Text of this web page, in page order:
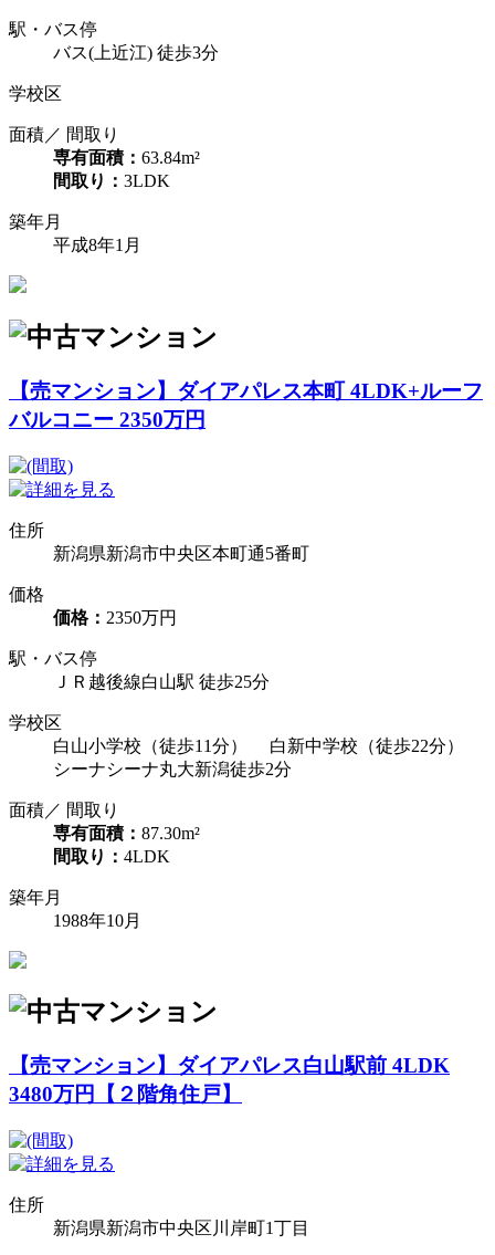
駅・バス停
バス(上近江) 徒歩3分
学校区
面積／ 間取り
専有面積： 63.84m²
間取り： 3LDK
築年月
平成8年1月
【売マンション】ダイアパレス本町 4LDK+ルーフ
バルコニー 2350万円
住所
新潟県新潟市中央区本町通5番町
価格
価格： 2350万円
駅・バス停
ＪＲ越後線白山駅 徒歩25分
学校区
白山小学校（徒歩11分） 白新中学校（徒歩22分）
シーナシーナ丸大新潟徒歩2分
面積／ 間取り
専有面積： 87.30m²
間取り： 4LDK
築年月
1988年10月
【売マンション】ダイアパレス白山駅前 4LDK
3480万円【２階角住戸】
住所
新潟県新潟市中央区川岸町1丁目